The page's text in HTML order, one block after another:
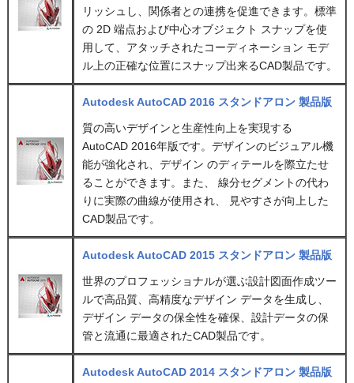
リッシュし、関係者との連携を促進できます。標準
の 2D 端点および中心オブジェクト スナップを使
用して、アタッチされたコーディネーション モデ
ル上の正確な位置にスナップ出来るCAD製品です。
Autodesk AutoCAD 2016 スタンドアロン 製品版
質の高いデザインと生産性向上を実現する
AutoCAD 2016年版です。デザインのビジュアル機
能が強化され、デザイン のディテールを際立たせ
ることができます。また、 線分セグメントの代わ
りに実際の曲線が使用され、 見やすさが向上した
CAD製品です。
Autodesk AutoCAD 2015 スタンドアロン 製品版
世界のプロフェッショナルが選ぶ設計図面作成ツー
ルで高品質、高精度なデザイン データを生成し、
デザイン データの保全性を確保、設計データの保
管と流通に最適されたCAD製品です。
Autodesk AutoCAD 2014 スタンドアロン 製品版